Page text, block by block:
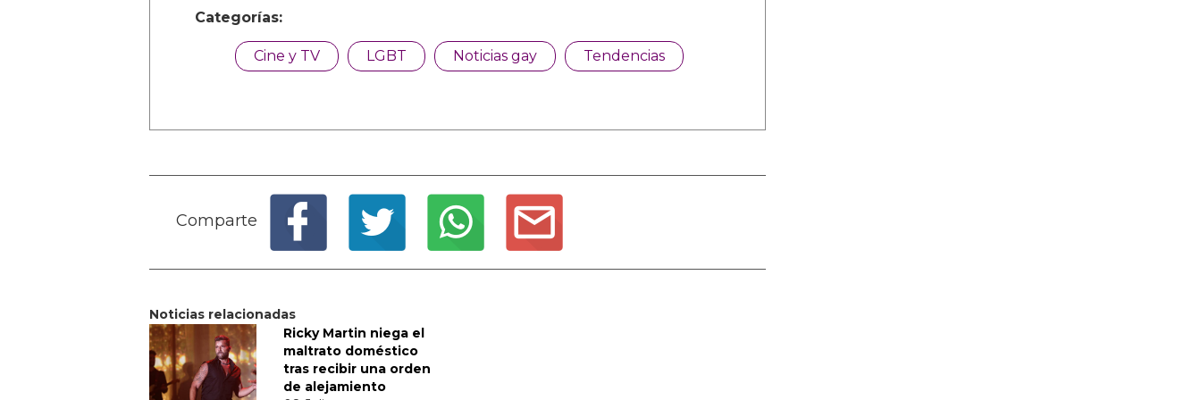
Categorías:
Cine y TV LGBT Noticias gay Tendencias
Comparte
Noticias relacionadas
Ricky Martin niega el
maltrato doméstico
tras recibir una orden
de alejamiento